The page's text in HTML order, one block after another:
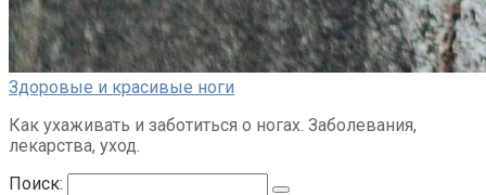
Здоровые и красивые ноги
Как ухаживать и заботиться о ногах. Заболевания,
лекарства, уход.
Поиск: